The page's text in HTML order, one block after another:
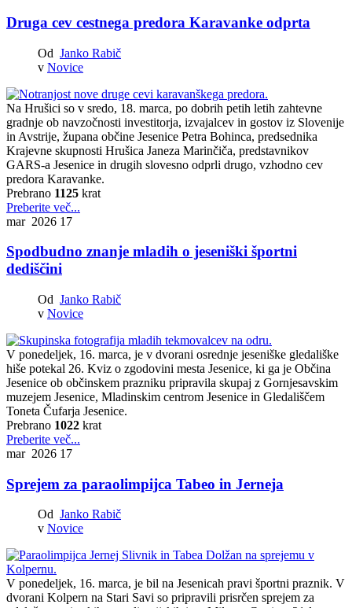
Druga cev cestnega predora Karavanke odprta
Od Janko Rabič
v Novice
Na Hrušici so v sredo, 18. marca, po dobrih petih letih zahtevne
gradnje ob navzočnosti investitorja, izvajalcev in gostov iz Slovenije
in Avstrije, župana občine Jesenice Petra Bohinca, predsednika
Krajevne skupnosti Hrušica Janeza Marinčiča, predstavnikov
GARS-a Jesenice in drugih slovesno odprli drugo, vzhodno cev
predora Karavanke.
Prebrano 1125 krat
Preberite več...
mar 2026 17
Spodbudno znanje mladih o jeseniški športni
dediščini
Od Janko Rabič
v Novice
V ponedeljek, 16. marca, je v dvorani osrednje jeseniške gledališke
hiše potekal 26. Kviz o zgodovini mesta Jesenice, ki ga je Občina
Jesenice ob občinskem prazniku pripravila skupaj z Gornjesavskim
muzejem Jesenice, Mladinskim centrom Jesenice in Gledališčem
Toneta Čufarja Jesenice.
Prebrano 1022 krat
Preberite več...
mar 2026 17
Sprejem za paraolimpijca Tabeo in Jerneja
Od Janko Rabič
v Novice
V ponedeljek, 16. marca, je bil na Jesenicah pravi športni praznik. V
dvorani Kolpern na Stari Savi so pripravili prisrčen sprejem za